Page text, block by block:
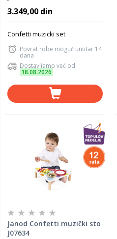
3.349,00 din
Confetti muzicki set
Povrat robe moguć unutar 14
dana
Dostavljamo već od
18.08.2026
Janod Confetti muzički sto
J07634